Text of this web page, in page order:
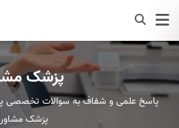
پزشک
پاسخ علمی و شفاف به سوالات تخصصی
پزشک مشاور